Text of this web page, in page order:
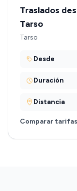
Traslados
Tarso
Tarso
Desde
Duración
Distancia
Comparar tarifas